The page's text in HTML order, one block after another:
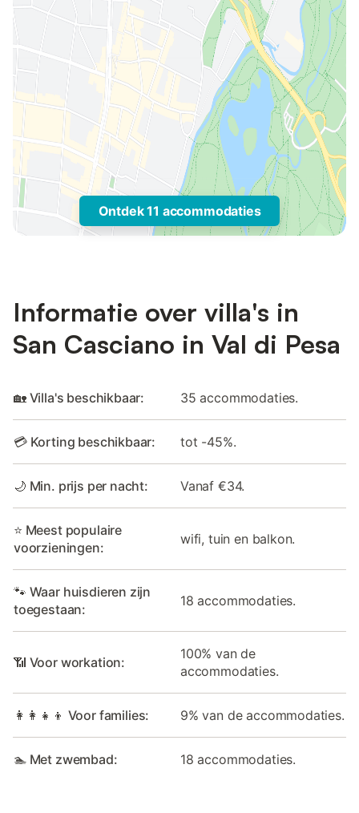
Ontdek 11 accommodaties
Informatie over villa's in
San Casciano in Val di Pesa
🏡 Villa's beschikbaar: 35 accommodaties.
💳 Korting beschikbaar: tot -45%.
🌙 Min. prijs per nacht: Vanaf €34.
⭐ Meest populaire
voorzieningen:
wifi, tuin en balkon.
🐾 Waar huisdieren zijn
toegestaan:
18 accommodaties.
📶 Voor workation:
100% van de
accommodaties.
👩‍👩‍👧‍👦 Voor families: 9% van de accommodaties.
🏊 Met zwembad: 18 accommodaties.